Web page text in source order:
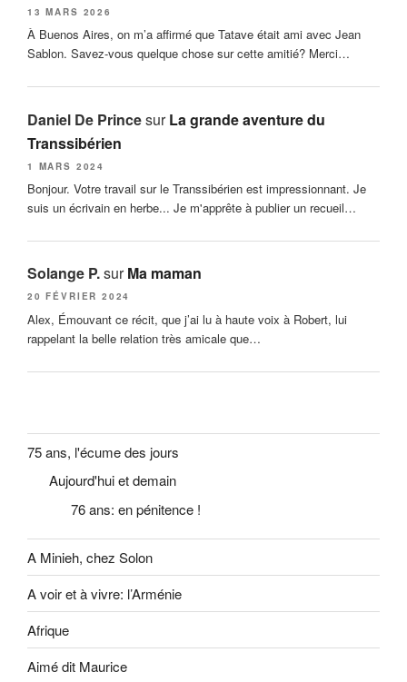
13 MARS 2026
À Buenos Aires, on m’a affirmé que Tatave était ami avec Jean
Sablon. Savez-vous quelque chose sur cette amitié? Merci…
Daniel De PrincesurLa grande aventure du
Transsibérien
1 MARS 2024
Bonjour. Votre travail sur le Transsibérien est impressionnant. Je
suis un écrivain en herbe... Je m'apprête à publier un recueil…
Solange P.surMa maman
20 FÉVRIER 2024
Alex, Émouvant ce récit, que j’ai lu à haute voix à Robert, lui
rappelant la belle relation très amicale que…
75 ans, l'écume des jours
Aujourd'hui et demain
76 ans: en pénitence !
A Minieh, chez Solon
A voir et à vivre: l’Arménie
Afrique
Aimé dit Maurice